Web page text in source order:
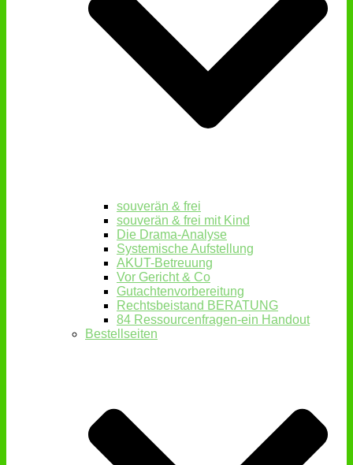
souverän & frei
souverän & frei mit Kind
Die Drama-Analyse
Systemische Aufstellung
AKUT-Betreuung
Vor Gericht & Co
Gutachtenvorbereitung
Rechtsbeistand BERATUNG
84 Ressourcenfragen-ein Handout
Bestellseiten